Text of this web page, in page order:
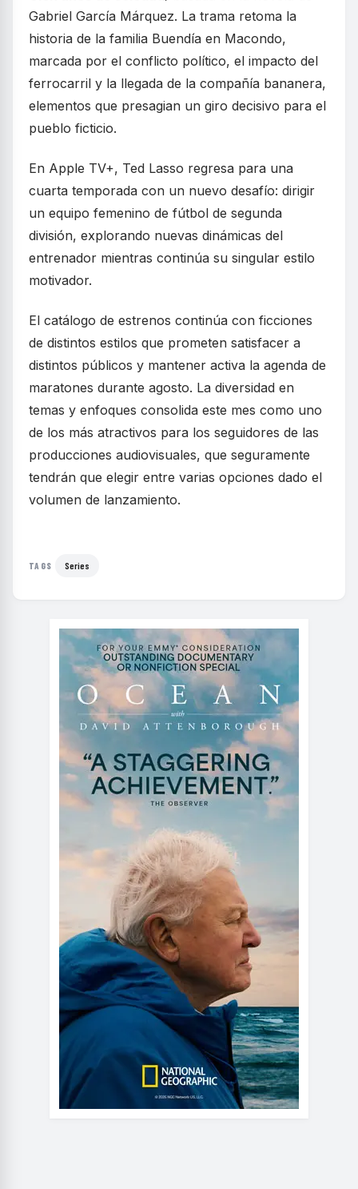
Gabriel García Márquez. La trama retoma la
historia de la familia Buendía en Macondo,
marcada por el conflicto político, el impacto del
ferrocarril y la llegada de la compañía bananera,
elementos que presagian un giro decisivo para el
pueblo ficticio.
En Apple TV+, Ted Lasso regresa para una
cuarta temporada con un nuevo desafío: dirigir
un equipo femenino de fútbol de segunda
división, explorando nuevas dinámicas del
entrenador mientras continúa su singular estilo
motivador.
El catálogo de estrenos continúa con ficciones
de distintos estilos que prometen satisfacer a
distintos públicos y mantener activa la agenda de
maratones durante agosto. La diversidad en
temas y enfoques consolida este mes como uno
de los más atractivos para los seguidores de las
producciones audiovisuales, que seguramente
tendrán que elegir entre varias opciones dado el
volumen de lanzamiento.
TAGS Series